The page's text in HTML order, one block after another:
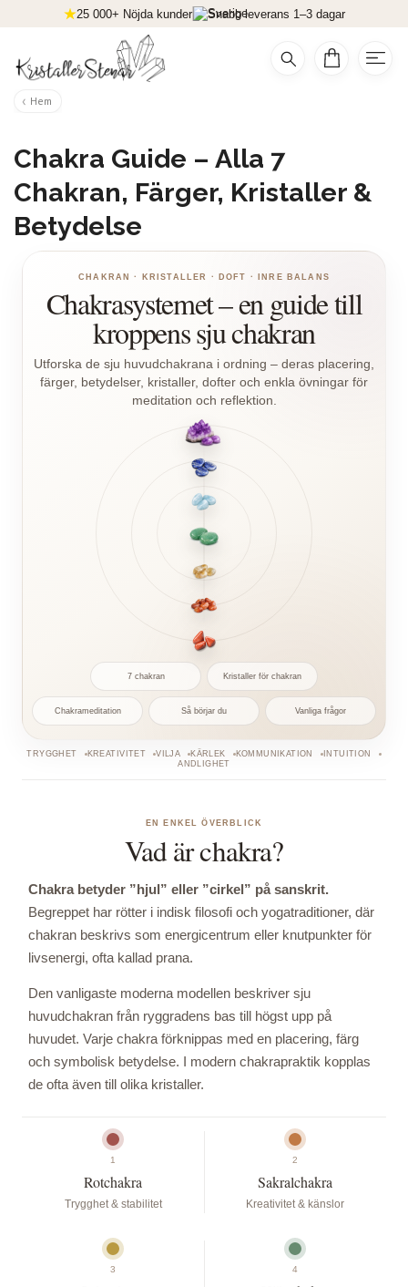
25 000+ Nöjda kunder Snabb leverans 1–3 dagar
Hem
Chakra Guide – Alla 7
Chakran, Färger, Kristaller &
Betydelse
CHAKRAN · KRISTALLER · DOFT · INRE BALANS
Chakrasystemet – en guide till
kroppens sju chakran
Utforska de sju huvudchakrana i ordning – deras placering,
färger, betydelser, kristaller, dofter och enkla övningar för
meditation och reflektion.
7 chakran Kristaller för chakran
Chakrameditation Så börjar du Vanliga frågor
TRYGGHET KREATIVITET VILJA KÄRLEK KOMMUNIKATION
INTUITION
ANDLIGHET
EN ENKEL ÖVERBLICK
Vad är chakra?
Chakra betyder ”hjul” eller ”cirkel” på sanskrit.
Begreppet har rötter i indisk filosofi och yogatraditioner, där
chakran beskrivs som energicentrum eller knutpunkter för
livsenergi, ofta kallad prana.
Den vanligaste moderna modellen beskriver sju
huvudchakran från ryggradens bas till högst upp på
huvudet. Varje chakra förknippas med en placering, färg
och symbolisk betydelse. I modern chakrapraktik kopplas
de ofta även till olika kristaller.
1
Rotchakra
Trygghet & stabilitet
2
Sakralchakra
Kreativitet & känslor
3 4